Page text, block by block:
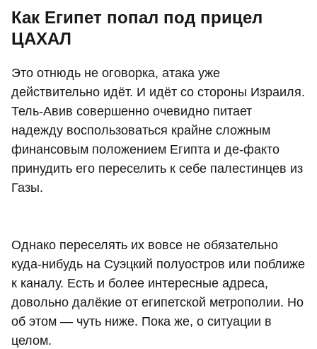
Как Египет попал под прицел
ЦАХАЛ
Это отнюдь не оговорка, атака уже
действительно идёт. И идёт со стороны Израиля.
Тель-Авив совершенно очевидно питает
надежду воспользоваться крайне сложным
финансовым положением Египта и де-факто
принудить его переселить к себе палестинцев из
Газы.
Однако переселять их вовсе не обязательно
куда-нибудь на Суэцкий полуостров или поближе
к каналу. Есть и более интересные адреса,
довольно далёкие от египетской метрополии. Но
об этом — чуть ниже. Пока же, о ситуации в
целом.